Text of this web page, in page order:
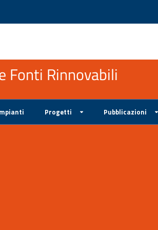
Fonti Rinnovabili
Progetti Pubblicazioni